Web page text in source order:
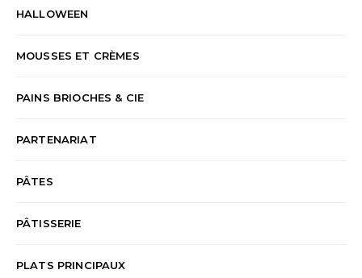
HALLOWEEN
MOUSSES ET CRÈMES
PAINS BRIOCHES & CIE
PARTENARIAT
PÂTES
PÂTISSERIE
PLATS PRINCIPAUX